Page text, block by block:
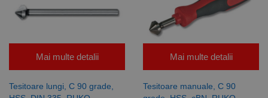
Mai multe detalii
Tesitoare lungi, C 90 grade,
Mai multe detalii
Tesitoare manuale, C 90